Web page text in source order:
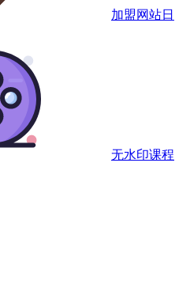
加盟网站日
无水印课程